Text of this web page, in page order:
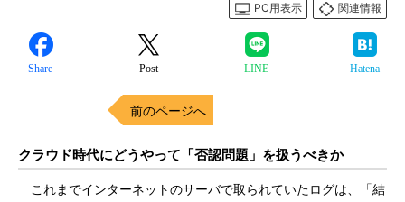
PC用表示
関連情報
Share Post LINE Hatena
前のページへ
クラウド時代にどうやって「否認問題」を扱うべきか
これまでインターネットのサーバで取られていたログは、「結